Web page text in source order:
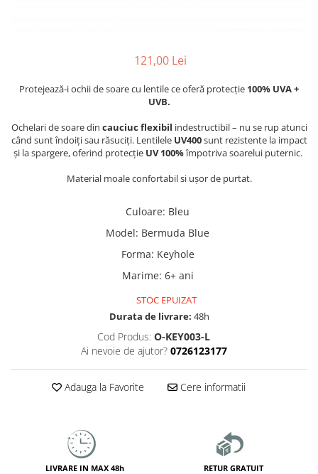
Pijamale
Sac de dormit pentru tranziție
Sac de dormit nou nascut Swaddle
Up
MY CARRY POTTY
121,00 Lei
Protejează-i ochii de soare cu lentile ce oferă protecție 100% UVA +
UVB.
Ochelari de soare din cauciuc flexibil indestructibil – nu se rup atunci
când sunt îndoiți sau răsuciți. Lentilele UV400sunt rezistente la impact
și la spargere, oferind protecție UV 100%împotriva soarelui puternic.
Material moale confortabil si ușor de purtat.
Culoare: Bleu
Model: Bermuda Blue
Forma: Keyhole
Marime: 6+ ani
STOC EPUIZAT
Durata de livrare: 48h
Cod Produs: O-KEY003-L
Ai nevoie de ajutor? 0726123177
Adauga la Favorite Cere informatii
LIVRARE IN MAX 48h RETUR GRATUIT